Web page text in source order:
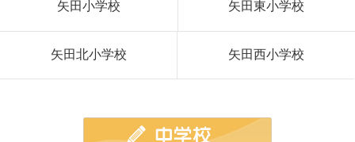
矢田小学校 矢田東小学校
矢田北小学校 矢田西小学校